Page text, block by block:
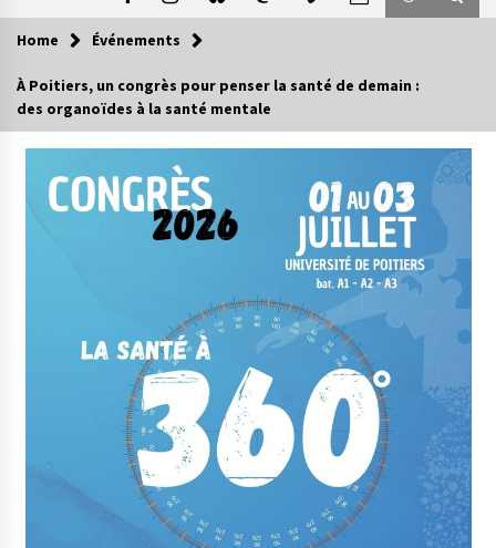
Home Événements
À Poitiers, un congrès pour penser la santé de demain :
des organoïdes à la santé mentale